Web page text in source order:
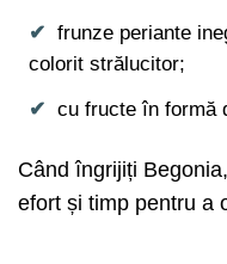
frunze periante
colorit strălucitor;
cu fructe în formă
Când îngrijiți
efort și timp pentru a